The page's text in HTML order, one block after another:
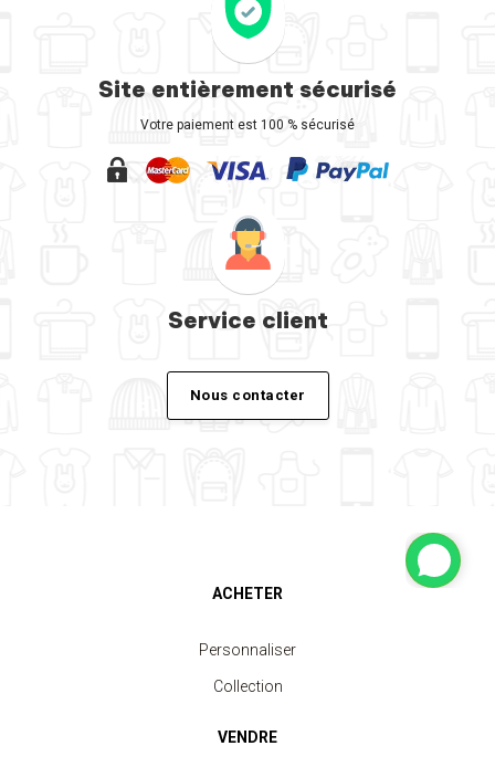
Site entièrement sécurisé
Votre paiement est 100 % sécurisé
Service client
Nous contacter
ACHETER
Personnaliser
Collection
VENDRE